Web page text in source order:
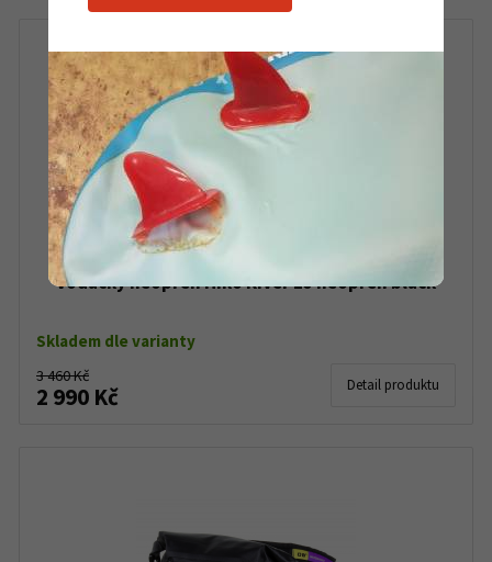
Vodácký neopren Hiko River LJ neopren black
Skladem dle varianty
3 460 Kč
2 990 Kč Detail produktu